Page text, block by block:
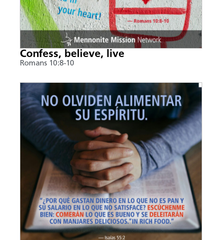
Confess, believe, live
Romans 10:8-10